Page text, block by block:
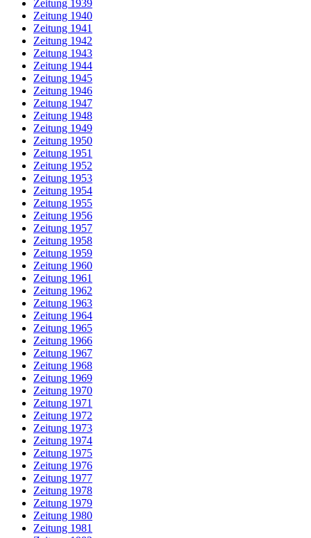
Zeitung 1939
Zeitung 1940
Zeitung 1941
Zeitung 1942
Zeitung 1943
Zeitung 1944
Zeitung 1945
Zeitung 1946
Zeitung 1947
Zeitung 1948
Zeitung 1949
Zeitung 1950
Zeitung 1951
Zeitung 1952
Zeitung 1953
Zeitung 1954
Zeitung 1955
Zeitung 1956
Zeitung 1957
Zeitung 1958
Zeitung 1959
Zeitung 1960
Zeitung 1961
Zeitung 1962
Zeitung 1963
Zeitung 1964
Zeitung 1965
Zeitung 1966
Zeitung 1967
Zeitung 1968
Zeitung 1969
Zeitung 1970
Zeitung 1971
Zeitung 1972
Zeitung 1973
Zeitung 1974
Zeitung 1975
Zeitung 1976
Zeitung 1977
Zeitung 1978
Zeitung 1979
Zeitung 1980
Zeitung 1981